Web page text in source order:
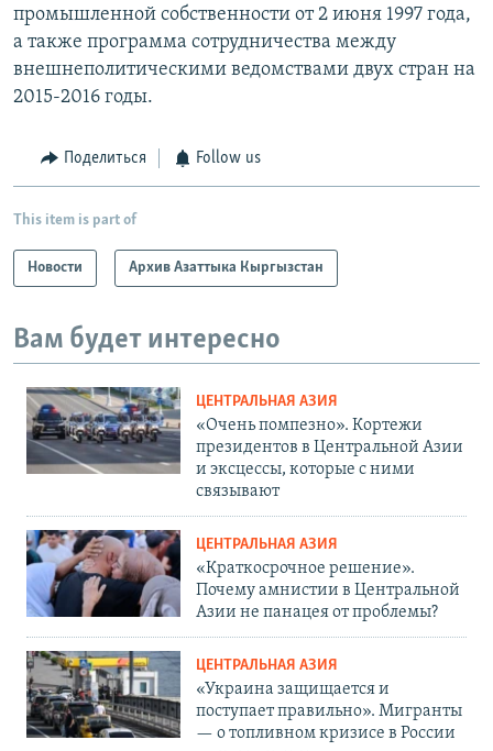
промышленной собственности от 2 июня 1997 года,
а также программа сотрудничества между
внешнеполитическими ведомствами двух стран на
2015-2016 годы.
Поделиться Follow us
This item is part of
Новости Архив Азаттыка Кыргызстан
Вам будет интересно
ЦЕНТРАЛЬНАЯ АЗИЯ
«Очень помпезно». Кортежи
президентов в Центральной Азии
и эксцессы, которые с ними
связывают
ЦЕНТРАЛЬНАЯ АЗИЯ
«Краткосрочное решение».
Почему амнистии в Центральной
Азии не панацея от проблемы?
ЦЕНТРАЛЬНАЯ АЗИЯ
«Украина защищается и
поступает правильно». Мигранты
— о топливном кризисе в России